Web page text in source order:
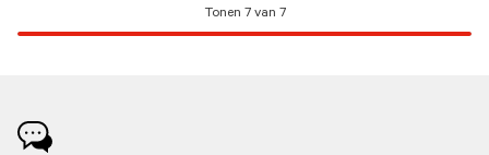
Tonen 7 van 7